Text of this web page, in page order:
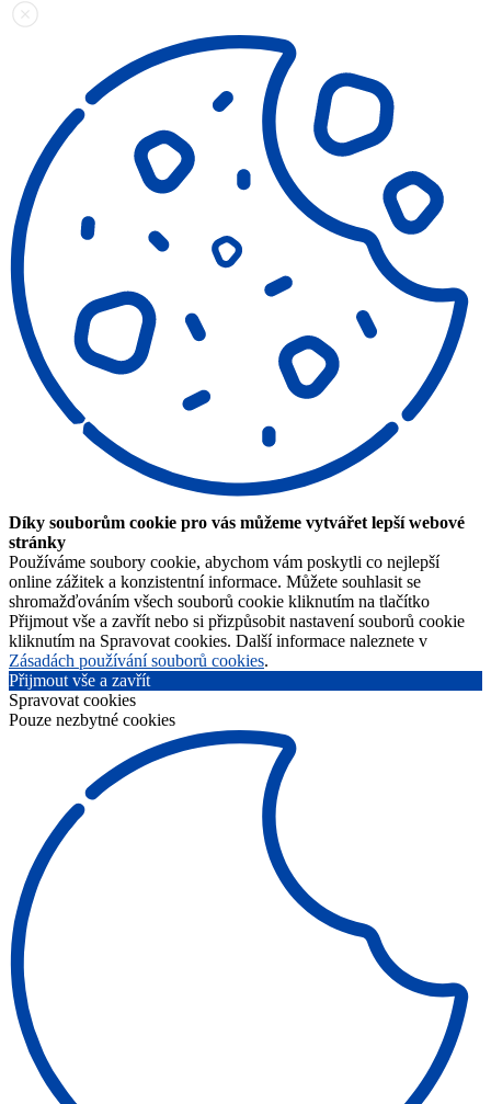
Díky souborům cookie pro vás můžeme vytvářet lepší webové
stránky
Používáme soubory cookie, abychom vám poskytli co nejlepší
online zážitek a konzistentní informace. Můžete souhlasit se
shromažďováním všech souborů cookie kliknutím na tlačítko
Přijmout vše a zavřít nebo si přizpůsobit nastavení souborů cookie
kliknutím na Spravovat cookies. Další informace naleznete v
Zásadách používání souborů cookies.
Přijmout vše a zavřít
Spravovat cookies
Pouze nezbytné cookies